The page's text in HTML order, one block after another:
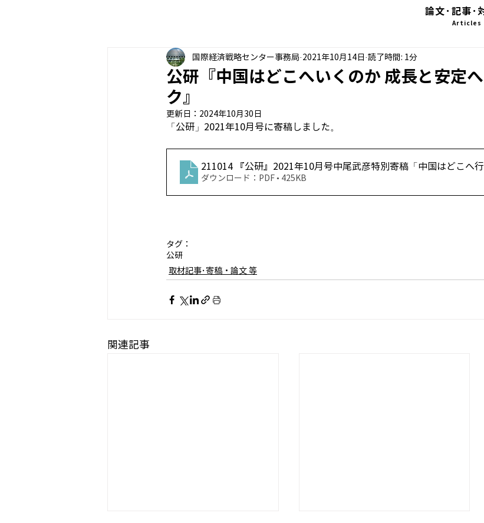
論文･記事･
Articles
公研『中国はどこへいくのか 成長と安定
ク』
国際経済戦略センター事務局 2021年10月14日 読了時間: 1分
更新日： 2024年10月30日
「公研」2021年10月号に寄稿しました。
211014 『公研』2021年10月号中尾武彦特別寄稿「中国はどこへ
ダウンロード：PDF • 425KB
タグ：
公研
取材記事･寄稿・論文 等
関連記事